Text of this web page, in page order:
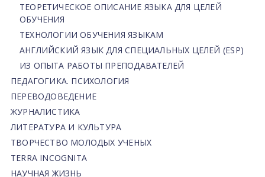
ТЕОРЕТИЧЕСКОЕ ОПИСАНИЕ ЯЗЫКА ДЛЯ ЦЕЛЕЙ
ОБУЧЕНИЯ
ТЕХНОЛОГИИ ОБУЧЕНИЯ ЯЗЫКАМ
АНГЛИЙСКИЙ ЯЗЫК ДЛЯ СПЕЦИАЛЬНЫХ ЦЕЛЕЙ (ESP)
ИЗ ОПЫТА РАБОТЫ ПРЕПОДАВАТЕЛЕЙ
ПЕДАГОГИКА. ПСИХОЛОГИЯ
ПЕРЕВОДОВЕДЕНИЕ
ЖУРНАЛИСТИКА
ЛИТЕРАТУРА И КУЛЬТУРА
ТВОРЧЕСТВО МОЛОДЫХ УЧЕНЫХ
TERRA INCOGNITA
НАУЧНАЯ ЖИЗНЬ